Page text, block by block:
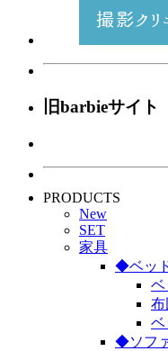
旧barbieサイト
PRODUCTS
New
SET
家具
◆ベッ
ベ
布
ベ
◆ソフ